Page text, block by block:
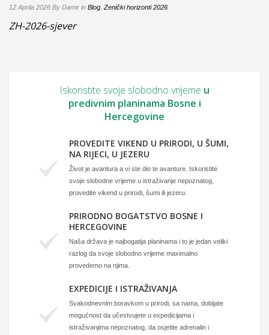
12 Aprila 2026 By Damir in Blog Zenički horizonti 2026
ZH-2026-sjever
Iskoristite svoje slobodno vrijeme u
predivnim planinama Bosne i
Hercegovine
PROVEDITE VIKEND U PRIRODI, U ŠUMI,
NA RIJECI, U JEZERU
Život je avantura a vi ste dio te avanture. Iskoristite
svoje slobodne vrijeme u istraživanje nepoznatog,
provedite vikend u prirodi, šumi ili jezeru.
PRIRODNO BOGATSTVO BOSNE I
HERCEGOVINE
Naša država je najbogatija planinama i to je jedan veliki
razlog da svoje slobodno vrijeme maximalno
provedemo na njima.
EXPEDICIJE I ISTRAŽIVANJA
Svakodnevnim boravkom u prirodi, sa nama, dobijate
mogućnost da učestvujete u expedicijama i
istraživanjima nepoznatog, da osjetite adrenalin i